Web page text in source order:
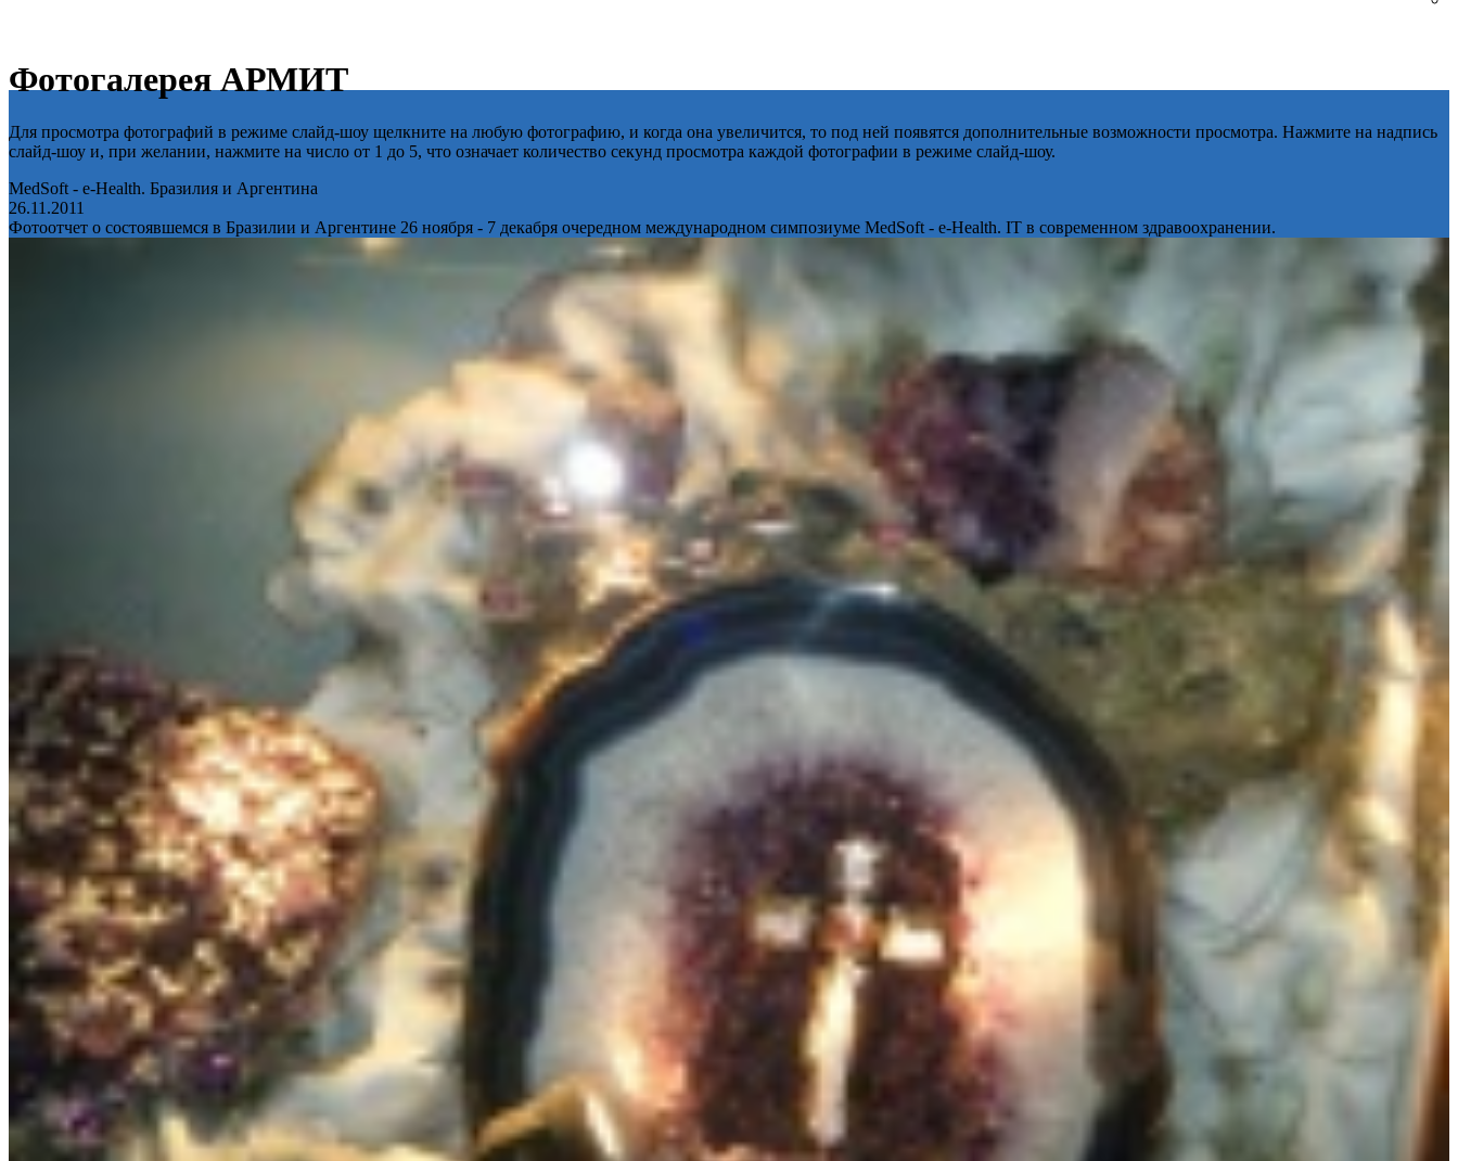
Фотогалерея АРМИТ
Для просмотра фотографий в режиме слайд-шоу щелкните на любую фотографию, и когда она увеличится, то под ней появятся дополнительные возможности просмотра. Нажмите на надпись
слайд-шоу и, при желании, нажмите на число от 1 до 5, что означает количество секунд просмотра каждой фотографии в режиме слайд-шоу.
MedSoft - e-Health. Бразилия и Аргентина
26.11.2011
Фотоотчет о состоявшемся в Бразилии и Аргентине 26 ноября - 7 декабря очередном международном симпозиуме MedSoft - e-Health. IT в современном здравоохранении.